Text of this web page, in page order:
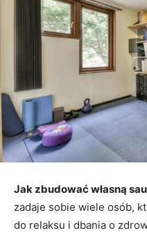
Jak zbudować własną
zadaje sobie wiele osób,
do relaksu i dbania o